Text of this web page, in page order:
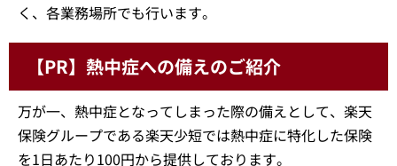
く、各業務場所でも行います。
【PR】熱中症への備えのご紹介
万が一、熱中症となってしまった際の備えとして、楽天
保険グループである楽天少短では熱中症に特化した保険
を1日あたり100円から提供しております。